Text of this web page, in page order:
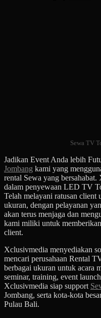
Sewa TV
Jadikan Event Anda lebih
Jombang kami yang
rental Sewa yang
dalam penyewaan LED TV
Telah melayani ratusan
ukuran, dengan pelayanan
akan terus menjaga dan
kami miliki untuk
client.
Xclusivmedia menyediakan
mencari perusahaan Rental
berbagai ukuran untuk acara
seminar, training, event
Xclusivmedia siap support
Jombang, serta kota-kota
Pulau Bali.